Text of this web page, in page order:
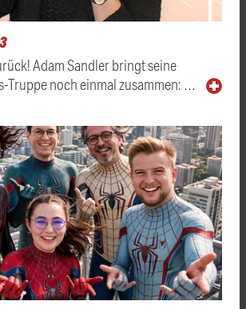
Adam Sandler bringt seine
Truppe noch einmal zusammen: …